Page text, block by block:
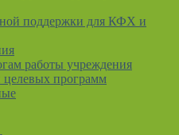
поддержки для КФХ и
работы учреждения
целевых программ